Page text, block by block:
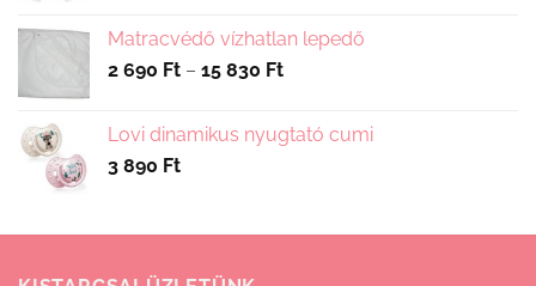
Matracvédő vízhatlan lepedő
2 690 Ft – 15 830 FtÁrtartomány:
-
Lovi dinamikus nyugtató cumi
3 890 Ft